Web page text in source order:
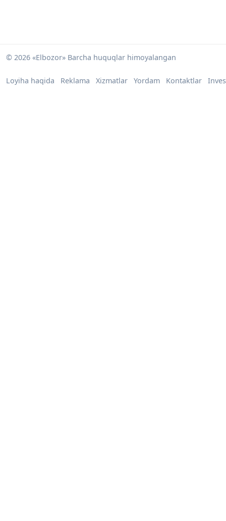
© 2026 «Elbozor» Barcha huquqlar himoyalangan
Loyiha haqida Reklama Xizmatlar Yordam Kontaktlar